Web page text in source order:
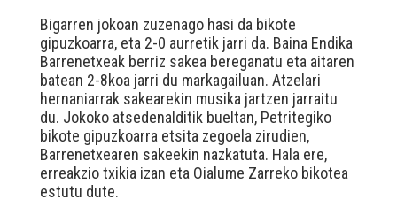
Bigarren jokoan zuzenago hasi da bikote
gipuzkoarra, eta 2-0 aurretik jarri da. Baina Endika
Barrenetxeak berriz sakea bereganatu eta aitaren
batean 2-8koa jarri du markagailuan. Atzelari
hernaniarrak sakearekin musika jartzen jarraitu
du. Jokoko atsedenalditik bueltan, Petritegiko
bikote gipuzkoarra etsita zegoela zirudien,
Barrenetxearen sakeekin nazkatuta. Hala ere,
erreakzio txikia izan eta Oialume Zarreko bikotea
estutu dute.